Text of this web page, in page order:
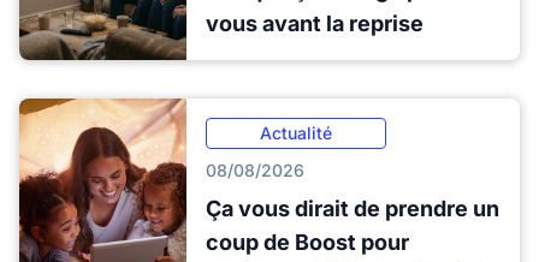
vous avant la reprise
Actualité
08/08/2026
Ça vous dirait de prendre un
coup de Boost pour